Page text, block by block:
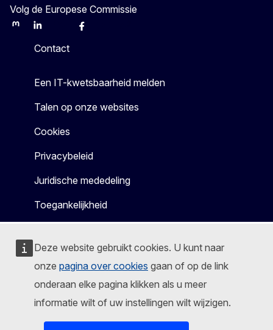
Deze website gebruikt cookies. U kunt naar
onze pagina over cookies gaan of op de link
onderaan elke pagina klikken als u meer
informatie wilt of uw instellingen wilt wijzigen.
Volg de Europese Commissie
MastodonLinkedInBlueskyFacebook
Contact
Een IT-kwetsbaarheid melden
Talen op onze websites
Cookies
Privacybeleid
Juridische mededeling
Toegankelijkheid